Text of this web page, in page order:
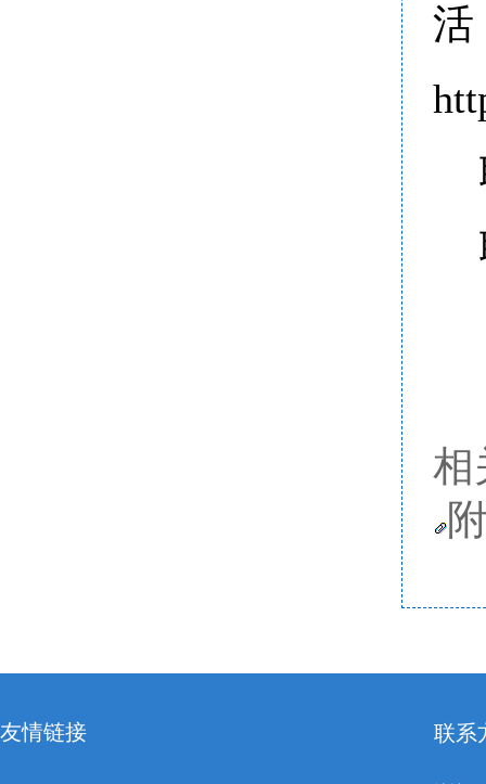
相
友情链接 联系